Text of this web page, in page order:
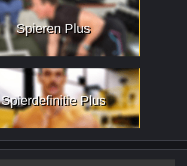
Spieren Plus
Spierdefinitie Plus